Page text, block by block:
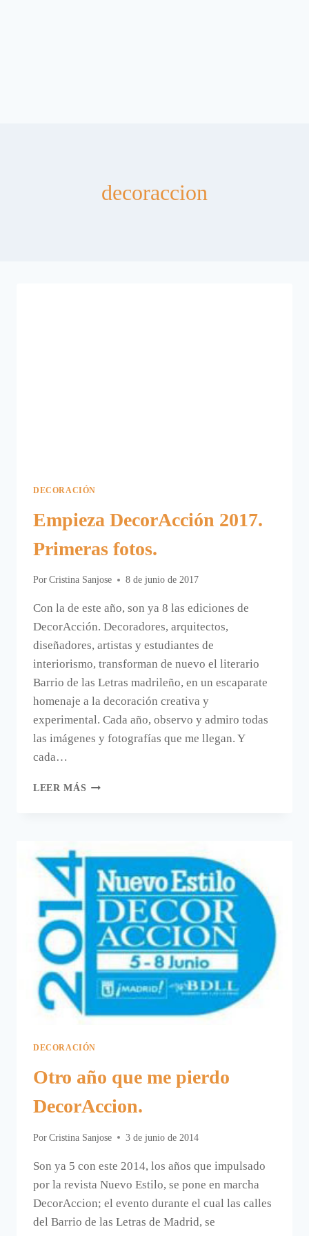
decoraccion
DECORACIÓN
Empieza DecorAcción 2017.
Primeras fotos.
Por Cristina Sanjose 8 de junio de 2017
Con la de este año, son ya 8 las ediciones de
DecorAcción. Decoradores, arquitectos,
diseñadores, artistas y estudiantes de
interiorismo, transforman de nuevo el literario
Barrio de las Letras madrileño, en un escaparate
homenaje a la decoración creativa y
experimental. Cada año, observo y admiro todas
las imágenes y fotografías que me llegan. Y
cada…
LEER MÁS EMPIEZA
DECORACIÓN
Otro año que me pierdo
DecorAccion.
Por Cristina Sanjose 3 de junio de 2014
Son ya 5 con este 2014, los años que impulsado
por la revista Nuevo Estilo, se pone en marcha
DecorAccion; el evento durante el cual las calles
del Barrio de las Letras de Madrid, se